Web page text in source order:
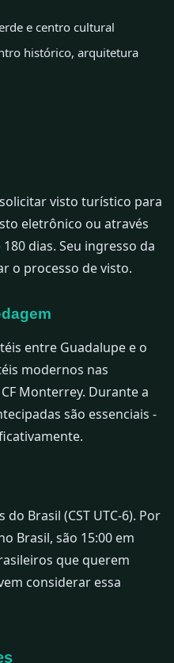
e centro cultural
histórico, arquitetura
visto turístico para
eletrônico ou através
dias. Seu ingresso da
o processo de visto.
entre Guadalupe e o
modernos nas
Monterrey. Durante a
são essenciais -
Brasil (CST UTC-6). Por
Brasil, são 15:00 em
que querem
considerar essa